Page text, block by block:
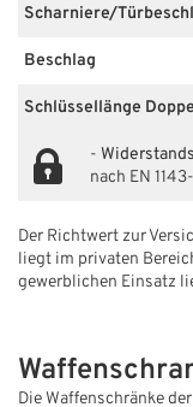
Scharniere/
Beschlag
Schlüssellänge
-
nach EN
Der Richtwert zur
liegt im privaten
gewerblichen Einsatz
Die Waffenschränke